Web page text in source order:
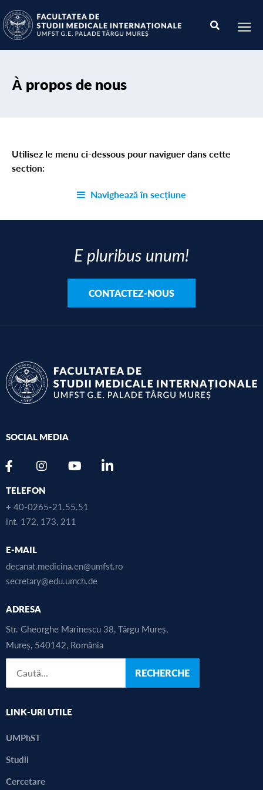
À propos de nous
Utilisez le menu ci-dessous pour naviguer dans cette
section:
Navighează în secțiune
E pluribus unum!
CONTACTEZ-NOUS
SOCIAL MEDIA
TELEFON
+ 40-0265-21.55.51
int. 172, 173, 211
E-MAIL
decanat.medicina.en@umfst.ro
secretary@edu.umch.de
ADRESA
Str. Gheorghe Marinescu 38, Târgu Mureș,
Mureș, 540142, România
RECHERCHE
LINK-URI UTILE
UMPhST
Studii
Cercetare